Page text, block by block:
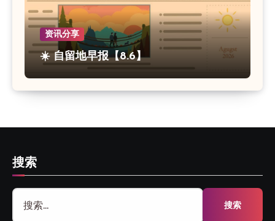
资讯分享
☀️ 自留地早报【8.6】
搜索
搜
索：